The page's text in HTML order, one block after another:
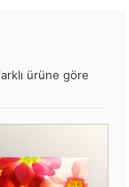
ürüne göre